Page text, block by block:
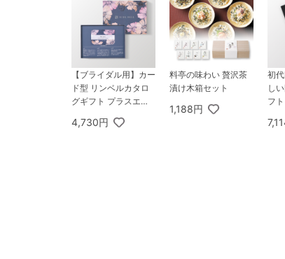
【ブライダル用】カー
ド型 リンベルカタロ
グギフト プラスエコ
LOWER） 4,300円コ
4,730円
料亭の味わい 贅沢茶
漬け木箱セット
1,188円
初
し
フ